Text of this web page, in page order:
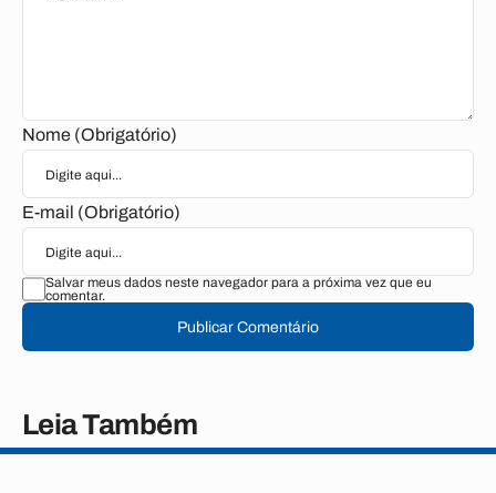
Nome (Obrigatório)
E-mail (Obrigatório)
Salvar meus dados neste navegador para a próxima vez que eu
comentar.
Publicar Comentário
Leia Também